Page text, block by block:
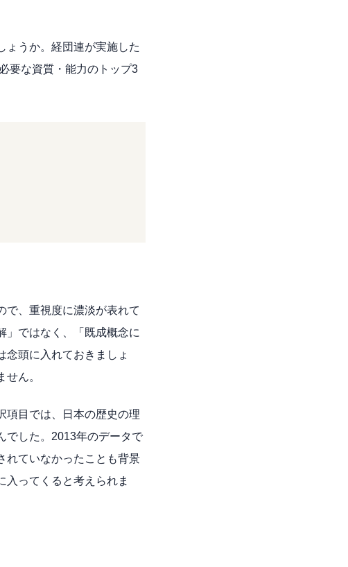
ょうか。経団連が実施した
要な資質・能力のトップ3
で、重視度に濃淡が表れて
」ではなく、「既成概念に
念頭に入れておきましょ
ん。
項目では、日本の歴史の理
でした。2013年のデータで
れていなかったことも背景
入ってくると考えられま